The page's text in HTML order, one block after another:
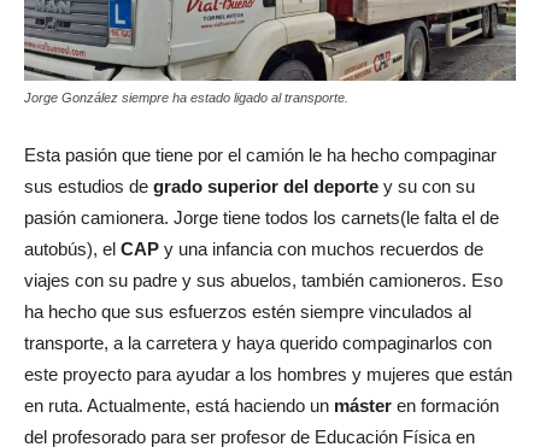
Jorge González siempre ha estado ligado al transporte.
Esta pasión que tiene por el camión le ha hecho compaginar
sus estudios de grado superior del deporte y su con su
pasión camionera. Jorge tiene todos los carnets(le falta el de
autobús), el CAP y una infancia con muchos recuerdos de
viajes con su padre y sus abuelos, también camioneros. Eso
ha hecho que sus esfuerzos estén siempre vinculados al
transporte, a la carretera y haya querido compaginarlos con
este proyecto para ayudar a los hombres y mujeres que están
en ruta. Actualmente, está haciendo un máster en formación
del profesorado para ser profesor de Educación Física en